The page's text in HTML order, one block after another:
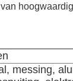
messing,